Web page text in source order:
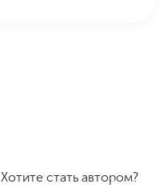
Хотите стать автором?